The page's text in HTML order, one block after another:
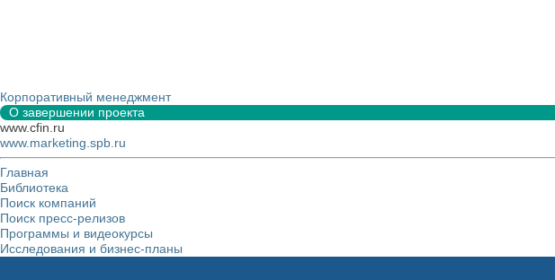
Корпоративный менеджмент
О завершении проекта
www.cfin.ru
www.marketing.spb.ru
Главная
Библиотека
Поиск компаний
Поиск пресс-релизов
Программы и видеокурсы
Исследования и бизнес-планы